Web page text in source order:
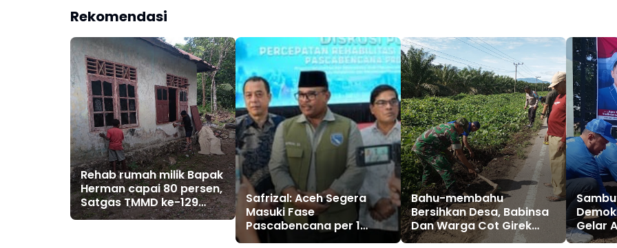
Rekomendasi
Rehab rumah milik Bapak
Herman capai 80 persen,
Satgas TMMD ke-129
Kodim 1807/Sorong
Safrizal: Aceh Segera
Masuki Fase
Pascabencana per 1
Agustus, Disampaikan di
Bahu-membahu
Bersihkan Desa, Babinsa
Dan Warga Cot Girek
Menyatu Sambut Hut Ri
Gelar
dan